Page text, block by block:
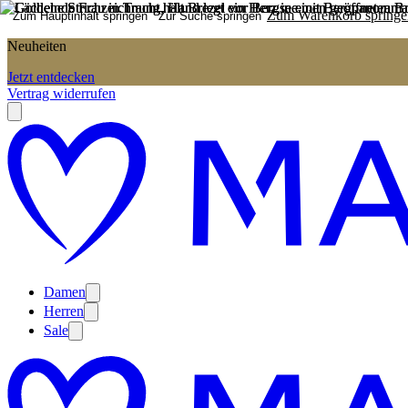
Zum Hauptinhalt springen Zur Suche springen Zum Warenkorb
Neuheiten
Jetzt entdecken
Vertrag widerrufen
Damen
Herren
Sale